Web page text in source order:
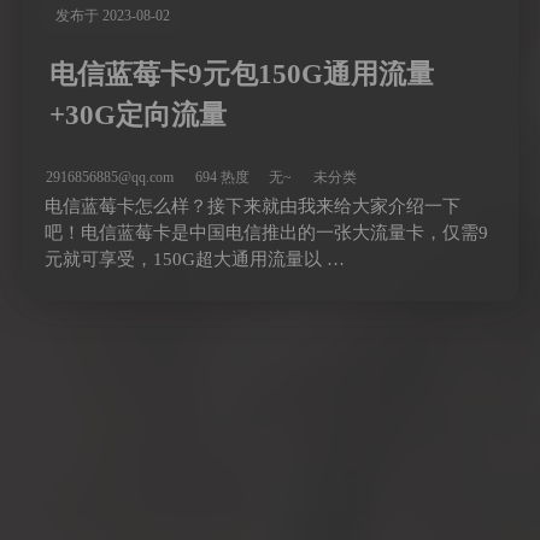
发布于 2023-08-02
电信蓝莓卡9元包150G通用流量
+30G定向流量
2916856885@qq.com 694 热度 无~ 未分类
电信蓝莓卡怎么样？接下来就由我来给大家介绍一下
吧！电信蓝莓卡是中国电信推出的一张大流量卡，仅需9
元就可享受，150G超大通用流量以 …